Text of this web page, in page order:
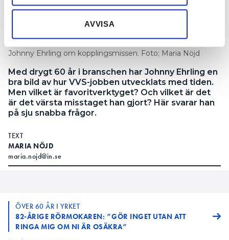
samlat in när du har använt deras tjänster.
AVVISA
Johnny Ehrling om kopplingsmissen. Foto; Maria Nöjd
Med drygt 60 år i branschen har Johnny Ehrling en
bra bild av hur VVS-jobben utvecklats med tiden.
Men vilket är favoritverktyget? Och vilket är det
är det värsta misstaget han gjort? Här svarar han
på sju snabba frågor.
TEXT
MARIA NÖJD
maria.nojd@in.se
ÖVER 60 ÅR I YRKET
82-ÅRIGE RÖRMOKAREN: ”GÖR INGET UTAN ATT
RINGA MIG OM NI ÄR OSÄKRA”